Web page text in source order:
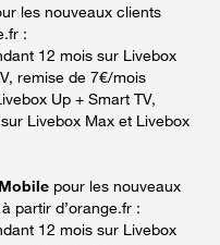
les nouveaux clients
:
12 mois sur Livebox
remise de 7€/mois
Up + Smart TV,
Livebox Max et Livebox
pour les nouveaux
partir d’orange.fr :
12 mois sur Livebox